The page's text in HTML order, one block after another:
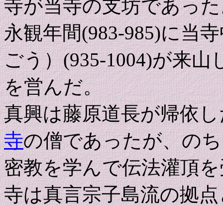
寺が当寺の支坊であっ
永観年間(983-985)に当
ごう）(935-1004)が来
を営んだ。
真興は藤原道長が帰依
寺の僧であったが、の
密教を学んで伝法灌頂
寺は真言宗子島流の拠